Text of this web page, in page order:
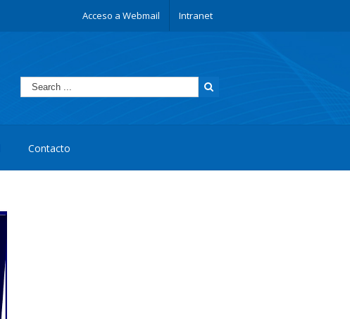
Acceso a Webmail Intranet
Contacto